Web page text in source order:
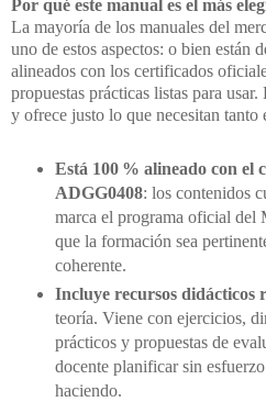
Por qué este manual es el más
La mayoría de los manuales del
uno de estos aspectos: o bien están
alineados con los certificados
propuestas prácticas listas para
y ofrece justo lo que necesitan tanto
Está 100 % alineado con el
ADGG0408: los contenidos
marca el programa oficial del
que la formación sea
coherente.
Incluye recursos didácticos
teoría. Viene con ejercicios,
prácticos y propuestas de
docente planificar sin
haciendo.